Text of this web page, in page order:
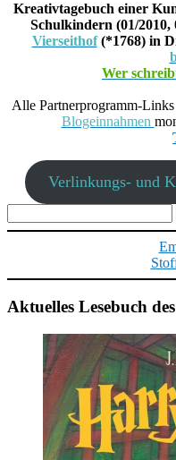
Kreativtagebuch einer
Schulkindern (01/2010,
Vierseithof(*1768) in
Wer
Alle Partnerprogramm-
Blogeinnahmen
Verlinkungs- und
nach:
Aktuelles Lesebuch